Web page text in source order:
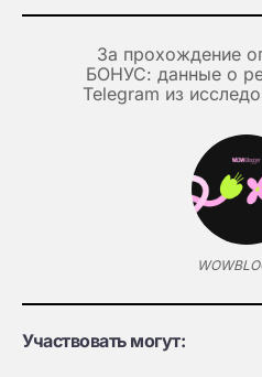
За прохождение
БОНУС: данные о
Telegram из
Участвовать могут: